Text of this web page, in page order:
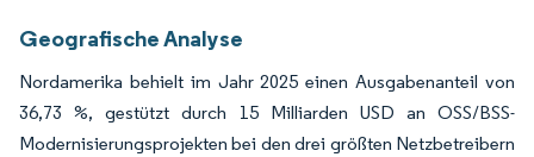
Geografische Analyse
Nordamerika behielt im Jahr 2025 einen Ausgabenanteil von
36,73 %, gestützt durch 15 Milliarden USD an OSS/BSS-
Modernisierungsprojekten bei den drei größten Netzbetreibern